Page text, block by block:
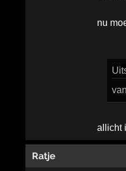
nu
allicht
Ratje